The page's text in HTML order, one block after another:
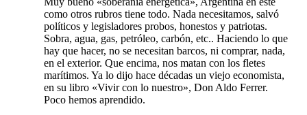
como otros rubros tiene todo. Nada necesitamos, salvó
políticos y legisladores probos, honestos y patriotas.
Sobra, agua, gas, petróleo, carbón, etc.. Haciendo lo que
hay que hacer, no se necesitan barcos, ni comprar, nada,
en el exterior. Que encima, nos matan con los fletes
marítimos. Ya lo dijo hace décadas un viejo economista,
en su libro «Vivir con lo nuestro», Don Aldo Ferrer.
Poco hemos aprendido.